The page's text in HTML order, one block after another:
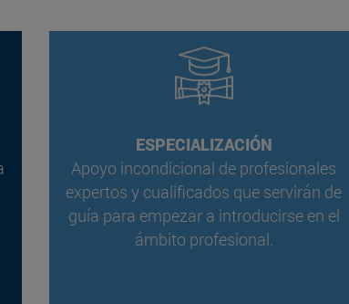
ESPECIALIZACIÓN
Apoyo incondicional de profesionales
expertos y cualificados que servirán de
guía para empezar a introducirse en el
ámbito profesional.